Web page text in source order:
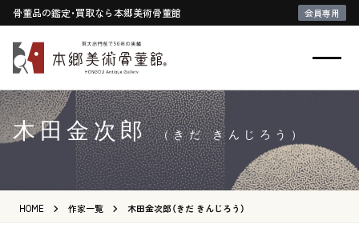
骨董品の鑑定・買取なら本郷美術骨董館 会員専用
木田金次郎 （きだ きんじろう）
HOME 作家一覧 木田金次郎（きだ きんじろう）